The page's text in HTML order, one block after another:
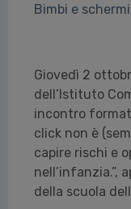
Bimbi e
Giovedì 2
dell’Istituto
incontro
click non è
capire rischi e
nell’infanzia.”,
della scuola